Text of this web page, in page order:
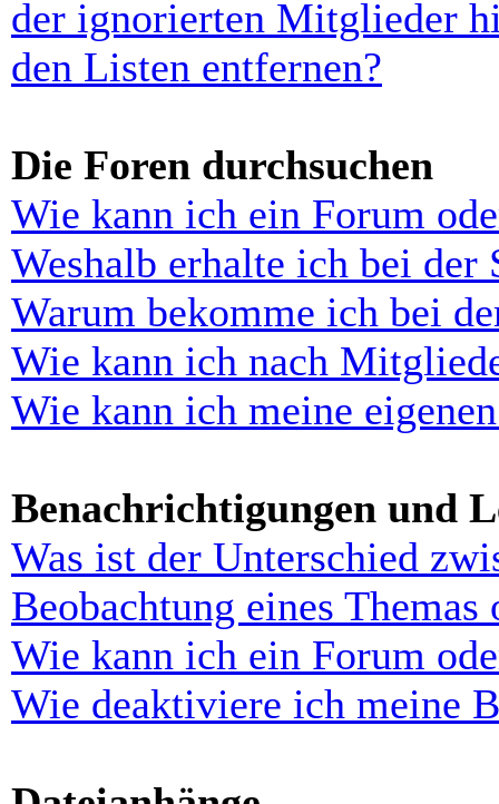
der ignorierten Mitglieder
den Listen entfernen?
Die Foren durchsuchen
Wie kann ich ein Forum
Weshalb erhalte ich bei der
Warum bekomme ich bei
Wie kann ich nach
Wie kann ich meine
Benachrichtigungen und
Was ist der Unterschied
Beobachtung eines Themas
Wie kann ich ein Forum
Wie deaktiviere ich meine